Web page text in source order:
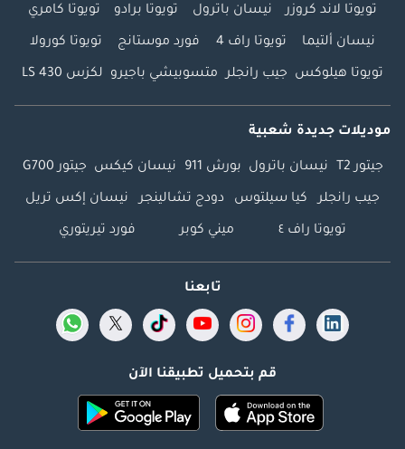
تويوتا لاند كروزر نيسان باترول تويوتا برادو تويوتا كامري
نيسان ألتيما تويوتا راف 4 فورد موستانج تويوتا كورولا
تويوتا هيلوكس جيب رانجلر متسوبيشي باجيرو لكزس LS 430
موديلات جديدة شعبية
جيتور T2 نيسان باترول بورش 911 نيسان كيكس جيتور G700
جيب رانجلر كيا سيلتوس دودج تشالينجر نيسان إكس تريل
تويوتا راف ٤ ميني كوبر فورد تيريتوري
تابعنا
قم بتحميل تطبيقنا الآن